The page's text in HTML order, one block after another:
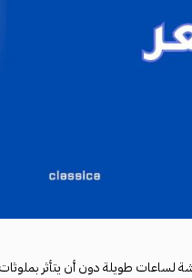
طويلة دون أن يتأثر بملوثات